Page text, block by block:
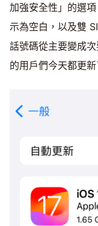
加強安全性」的選
示為空白，以及雙
話號碼從主要變成
的用戶們今天都更